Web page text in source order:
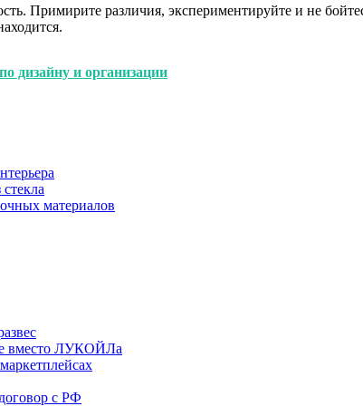
Примирите различия, экспериментируйте и не
дизайну и организации
материалов
вместо ЛУКОЙЛа
с РФ